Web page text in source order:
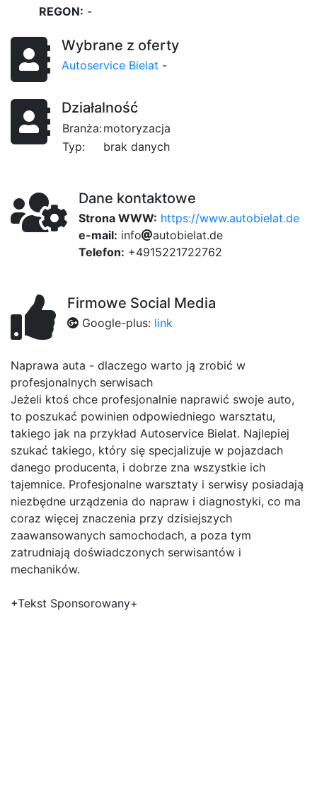
REGON: -
Wybrane z oferty
Autoservice Bielat -
Działalność
Branża:motoryzacja
Typ:
brak danych
Dane kontaktowe
Strona WWW: https://www.autobielat.de
e-mail: in1e
fod06
95
ae
uto75
biela6
t.de
Telefon: +4915221722762
Firmowe Social Media
Google-plus: link
Naprawa auta - dlaczego warto ją zrobić w
profesjonalnych serwisach
Jeżeli ktoś chce profesjonalnie naprawić swoje auto,
to poszukać powinien odpowiedniego warsztatu,
takiego jak na przykład Autoservice Bielat. Najlepiej
szukać takiego, który się specjalizuje w pojazdach
danego producenta, i dobrze zna wszystkie ich
tajemnice. Profesjonalne warsztaty i serwisy posiadają
niezbędne urządzenia do napraw i diagnostyki, co ma
coraz więcej znaczenia przy dzisiejszych
zaawansowanych samochodach, a poza tym
zatrudniają doświadczonych serwisantów i
mechaników.
+Tekst Sponsorowany+